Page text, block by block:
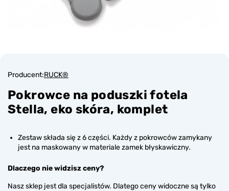
Producent:RUCK®
Pokrowce na poduszki fotela
Stella, eko skóra, komplet
Zestaw składa się z 6 części. Każdy z pokrowców zamykany
jest na maskowany w materiale zamek błyskawiczny.
Dlaczego nie widzisz ceny?
Nasz sklep jest dla specjalistów. Dlatego ceny widoczne są tylko